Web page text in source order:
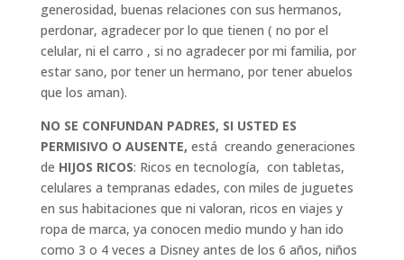
generosidad, buenas relaciones con sus hermanos,
perdonar, agradecer por lo que tienen ( no por el
celular, ni el carro , si no agradecer por mi familia, por
estar sano, por tener un hermano, por tener abuelos
que los aman).
NO SE CONFUNDAN PADRES, SI USTED ES
PERMISIVO O AUSENTE, está creando generaciones
de HIJOS RICOS: Ricos en tecnología, con tabletas,
celulares a tempranas edades, con miles de juguetes
en sus habitaciones que ni valoran, ricos en viajes y
ropa de marca, ya conocen medio mundo y han ido
como 3 o 4 veces a Disney antes de los 6 años, niños